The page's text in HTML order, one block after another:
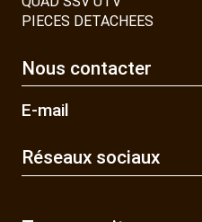
PIECES DETACHEES
Nous contacter
E-mail
Réseaux sociaux